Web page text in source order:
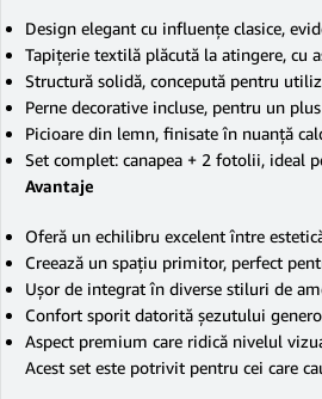
Design elegant cu influențe clasice,
Tapițerie textilă plăcută la atingere, cu
Structură solidă, concepută pentru
Perne decorative incluse, pentru un
Picioare din lemn, finisate în nuanță
Set complet: canapea + 2 fotolii, ideal
Avantaje
Oferă un echilibru excelent între
Creează un spațiu primitor, perfect
Ușor de integrat în diverse stiluri de
Confort sporit datorită șezutului
Aspect premium care ridică nivelul
Acest set este potrivit pentru cei care